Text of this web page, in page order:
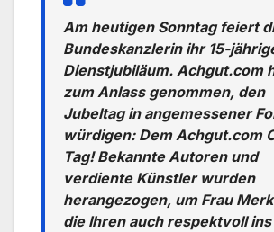
Am heutigen Sonntag feiert
Bundeskanzlerin ihr 15-
Dienstjubiläum. Achgut.com
zum Anlass genommen, den
Jubeltag in angemessener
würdigen: Dem Achgut.com
Tag! Bekannte Autoren und
verdiente Künstler wurden
herangezogen, um Frau
die Ihren auch respektvoll ins